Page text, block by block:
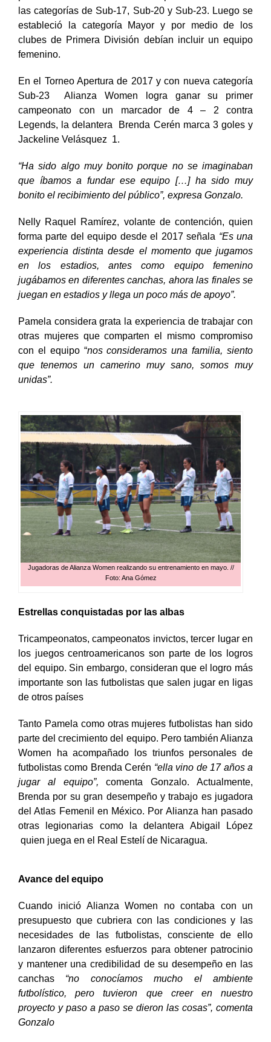
las categorías de Sub-17, Sub-20 y Sub-23. Luego se
estableció la categoría Mayor y por medio de los
clubes de Primera División debían incluir un equipo
femenino.
En el Torneo Apertura de 2017 y con nueva categoría
Sub-23Alianza Women logra ganar su primer
campeonato con un marcador de 4 – 2 contra
Legends, la delantera Brenda Cerén marca 3 goles y
Jackeline Velásquez 1.
“Ha sido algo muy bonito porque no se imaginaban
que íbamos a fundar ese equipo […] ha sido muy
bonito el recibimiento del público”, expresa Gonzalo.
Nelly Raquel Ramírez, volante de contención, quien
forma parte del equipo desde el 2017 señala “Es una
experiencia distinta desde el momento que jugamos
en los estadios, antes como equipo femenino
jugábamos en diferentes canchas, ahora las finales se
juegan en estadios y llega un poco más de apoyo”.
Pamela considera grata la experiencia de trabajar con
otras mujeres que comparten el mismo compromiso
con el equipo “nos consideramos una familia, siento
que tenemos un camerino muy sano, somos muy
unidas”.
Jugadoras de Alianza Women realizando su entrenamiento en mayo. //
Foto: Ana Gómez
Estrellas conquistadas por las albas
Tricampeonatos, campeonatos invictos, tercer lugar en
los juegos centroamericanos son parte de los logros
del equipo. Sin embargo, consideran que el logro más
importante son las futbolistas que salen jugar en ligas
de otros países
Tanto Pamela como otras mujeres futbolistas han sido
parte del crecimiento del equipo. Pero también Alianza
Women ha acompañado los triunfos personales de
futbolistas como Brenda Cerén “ella vino de 17 años a
jugar al equipo”,comenta Gonzalo. Actualmente,
Brenda por su gran desempeño y trabajo es jugadora
del Atlas Femenil en México. Por Alianza han pasado
otras legionarias como la delantera Abigail López
quien juega en el Real Estelí de Nicaragua.
Avance del equipo
Cuando inició Alianza Women no contaba con un
presupuesto que cubriera con las condiciones y las
necesidades de las futbolistas, consciente de ello
lanzaron diferentes esfuerzos para obtener patrocinio
y mantener una credibilidad de su desempeño en las
canchas “no conocíamos mucho el ambiente
futbolístico, pero tuvieron que creer en nuestro
proyecto y paso a paso se dieron las cosas”, comenta
Gonzalo